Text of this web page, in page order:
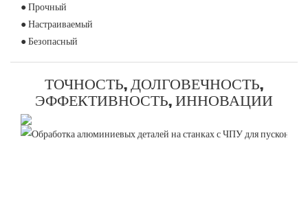
● Прочный
● Настраиваемый
● Безопасный
ТОЧНОСТЬ, ДОЛГОВЕЧНОСТЬ,
ЭФФЕКТИВНОСТЬ, ИННОВАЦИИ